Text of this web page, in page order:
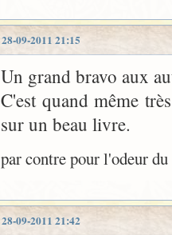
28-09-2011 21:15
Un grand bravo aux
C'est quand même
sur un beau livre.
par contre pour l'odeur
28-09-2011 21:42